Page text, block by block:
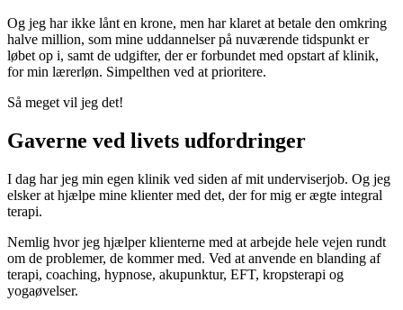
Og jeg har ikke lånt en krone, men har klaret at betale den omkring
halve million, som mine uddannelser på nuværende tidspunkt er
løbet op i, samt de udgifter, der er forbundet med opstart af klinik,
for min lærerløn. Simpelthen ved at prioritere.
Så meget vil jeg det!
Gaverne ved livets udfordringer
I dag har jeg min egen klinik ved siden af mit underviserjob. Og jeg
elsker at hjælpe mine klienter med det, der for mig er ægte integral
terapi.
Nemlig hvor jeg hjælper klienterne med at arbejde hele vejen rundt
om de problemer, de kommer med. Ved at anvende en blanding af
terapi, coaching, hypnose, akupunktur, EFT, kropsterapi og
yogaøvelser.